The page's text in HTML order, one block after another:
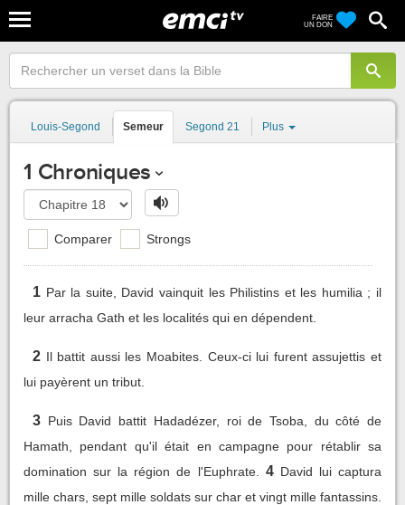
FAIRE
UN DON
Louis-Segond Semeur Segond 21 Plus
1 Chroniques
Comparer Strongs
1 Par la suite, David vainquit les Philistins et les humilia ; il
leur arracha Gath et les localités qui en dépendent.
2 Il battit aussi les Moabites. Ceux-ci lui furent assujettis et
lui payèrent un tribut.
3 Puis David battit Hadadézer, roi de Tsoba, du côté de
Hamath, pendant qu'il était en campagne pour rétablir sa
domination sur la région de l'Euphrate.
4 David lui captura
mille chars, sept mille soldats sur char et vingt mille fantassins.